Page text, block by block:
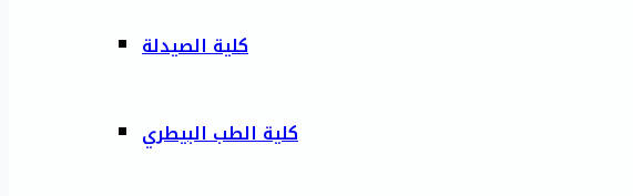
كلية الصيدلة
كلية الطب البيطري